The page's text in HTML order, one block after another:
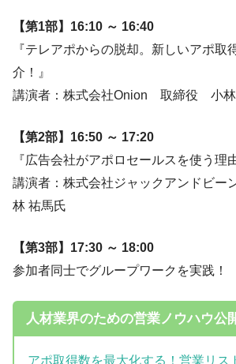
【第1部】16:10 ～ 16:40
『テレアポからの脱却。新しいアポ取
介！』
講演者：株式会社Onion 取締役 小林
【第2部】16:50 ～ 17:20
『広告会社がアポロセールスを使う理
講演者：株式会社ジャックアンドビ
林 祐馬氏
【第3部】17:30 ～ 18:00
参加者同士でグループワークを実践！
人材業界のための営業ノウハウ公
アポ取得数を最大化する！営業リス